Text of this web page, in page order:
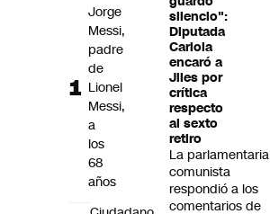
CNN tiempo
silencio":
Diputada
Cariola
encaró a
Jiles por
crítica
respecto
al sexto
retiro
La parlamentaria
comunista
respondió a los
comentarios de
Jorge
Messi,
padre
de
Lionel
Messi,
a
los
68
años